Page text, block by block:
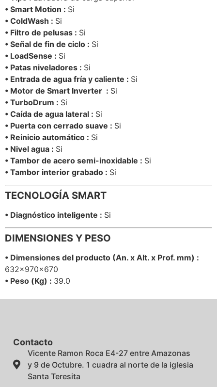
• Smart Motion : Si
• ColdWash : Si
• Filtro de pelusas : Si
• Señal de fin de ciclo : Si
• LoadSense : Si
• Patas niveladores : Si
• Entrada de agua fría y caliente : Si
• Motor de Smart Inverter : Si
• TurboDrum : Si
• Caída de agua lateral : Si
• Puerta con cerrado suave : Si
• Reinicio automático : Si
• Nivel agua : Si
• Tambor de acero semi-inoxidable : Si
• Tambor interior grabado : Si
TECNOLOGÍA SMART
• Diagnóstico inteligente : Si
DIMENSIONES Y PESO
• Dimensiones del producto (An. x Alt. x Prof. mm) :
632x970x670
• Peso (Kg) : 39.0
Contacto
Vicente Ramon Roca E4-27 entre Amazonas
y 9 de Octubre. 1 cuadra al norte de la iglesia
Santa Teresita